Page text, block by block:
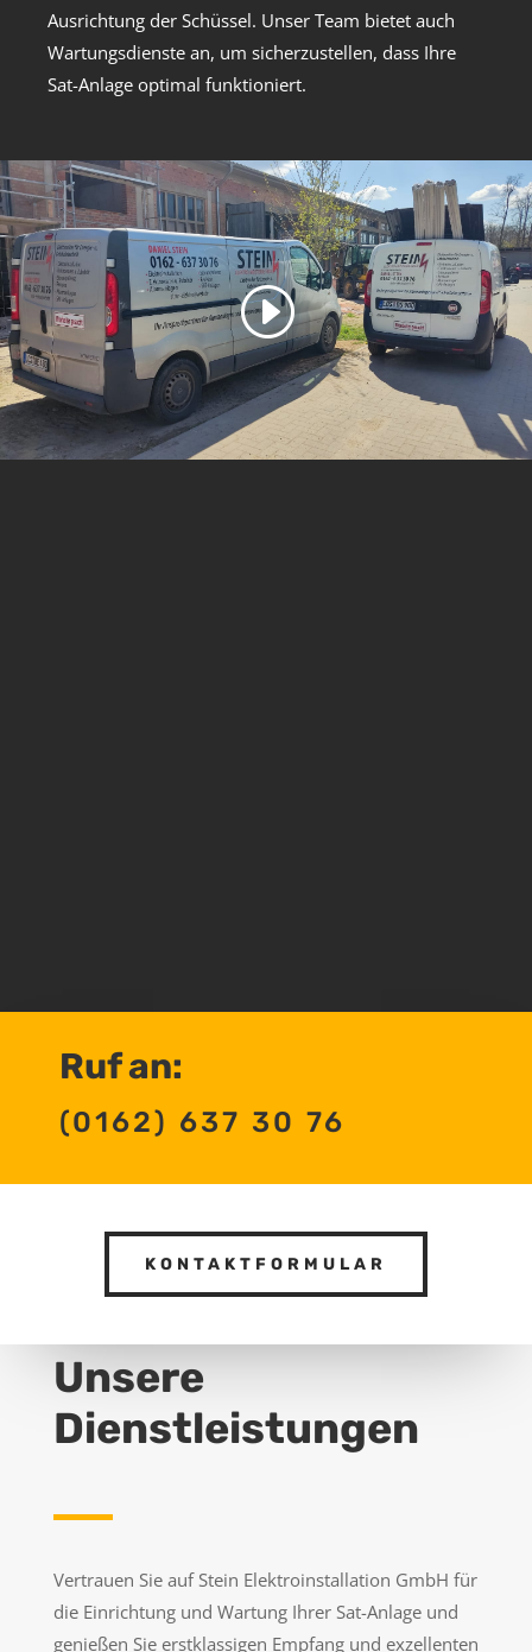
Ausrichtung der Schüssel. Unser Team bietet auch
Wartungsdienste an, um sicherzustellen, dass Ihre
Sat-Anlage optimal funktioniert.
Ruf an:
(0162) 637 30 76
KONTAKTFORMULAR
Unsere
Dienstleistungen
Vertrauen Sie auf Stein Elektroinstallation GmbH für
die Einrichtung und Wartung Ihrer Sat-Anlage und
genießen Sie erstklassigen Empfang und exzellenten